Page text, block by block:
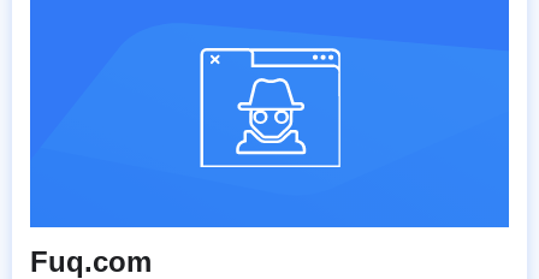
Fuq.com